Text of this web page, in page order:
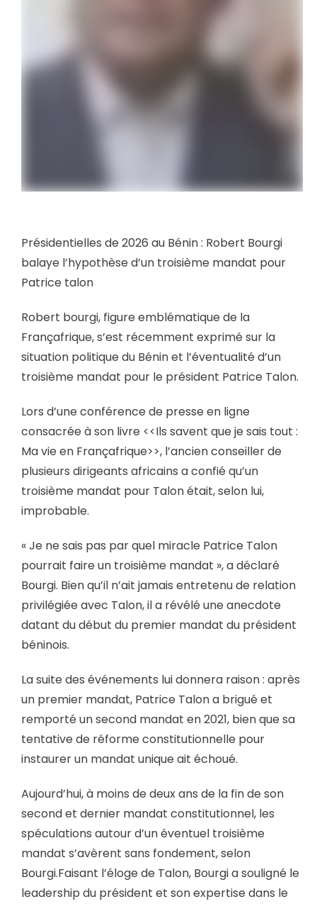
Présidentielles de 2026 au Bénin : Robert Bourgi
balaye l’hypothèse d’un troisième mandat pour
Patrice talon
Robert bourgi, figure emblématique de la
Françafrique, s’est récemment exprimé sur la
situation politique du Bénin et l’éventualité d’un
troisième mandat pour le président Patrice Talon.
Lors d’une conférence de presse en ligne
consacrée à son livre <<Ils savent que je sais tout :
Ma vie en Françafrique>>, l’ancien conseiller de
plusieurs dirigeants africains a confié qu’un
troisième mandat pour Talon était, selon lui,
improbable.
« Je ne sais pas par quel miracle Patrice Talon
pourrait faire un troisième mandat », a déclaré
Bourgi. Bien qu’il n’ait jamais entretenu de relation
privilégiée avec Talon, il a révélé une anecdote
datant du début du premier mandat du président
béninois.
La suite des événements lui donnera raison : après
un premier mandat, Patrice Talon a brigué et
remporté un second mandat en 2021, bien que sa
tentative de réforme constitutionnelle pour
instaurer un mandat unique ait échoué.
Aujourd’hui, à moins de deux ans de la fin de son
second et dernier mandat constitutionnel, les
spéculations autour d’un éventuel troisième
mandat s’avèrent sans fondement, selon
Bourgi.Faisant l’éloge de Talon, Bourgi a souligné le
leadership du président et son expertise dans le